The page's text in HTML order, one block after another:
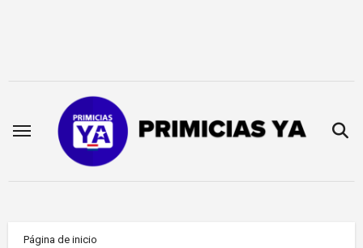
Página de inicio